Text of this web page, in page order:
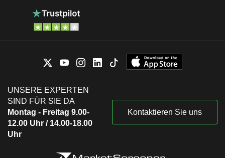
UNSERE EXPERTEN
SIND FÜR SIE DA
Montag - Freitag 9.00-
12.00 Uhr / 14.00-18.00
Uhr
Kontaktieren Sie uns